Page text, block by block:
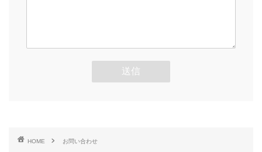
HOME お問い合わせ